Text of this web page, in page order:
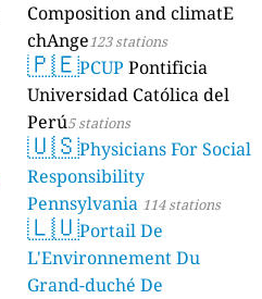
Composition and climatE
chAnge123 stations
🇵🇪PCUP Pontificia
Universidad Católica del
Perú5 stations
🇺🇸Physicians For Social
Responsibility
Pennsylvania 114 stations
🇱🇺Portail De
L'Environnement Du
Grand-duché De